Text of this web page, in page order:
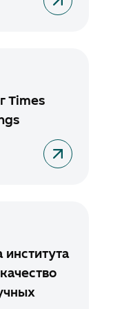
Times
института